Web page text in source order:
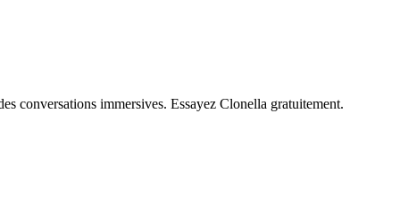
conversations immersives. Essayez Clonella gratuitement.